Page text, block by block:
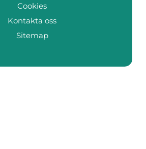
Cookies
Kontakta oss
Sitemap